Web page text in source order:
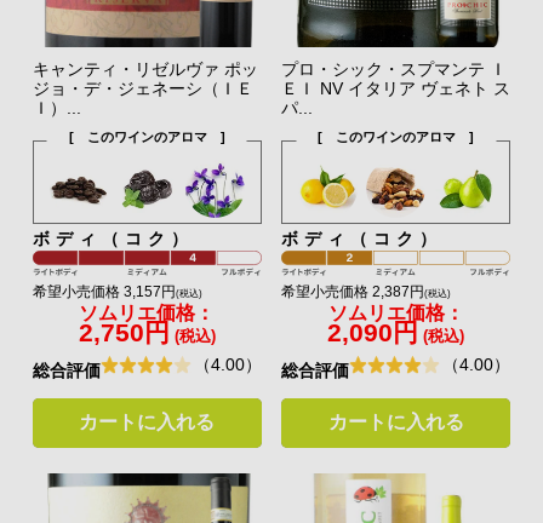
キャンティ・リゼルヴァ ポッ
ジョ・デ・ジェネーシ（ＩＥ
Ｉ）...
[ このワインのアロマ ]
ボディ（コク）
希望小売価格 3,157円 (税込)
ソムリエ価格：
2,750円 (税込)
総合評価 （4.00）
カートに入れる
プロ・シック・スプマンテ Ｉ
ＥＩ NV イタリア ヴェネト ス
パ...
[ このワインのアロマ ]
ボディ（コク）
希望小売価格 2,387円(税込)
ソムリエ価格：
2,090円 (税込)
総合評価 （4.00）
カートに入れる